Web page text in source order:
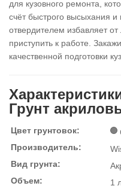
для кузовного ремонта,
счёт быстрого высыхания
отвердителем избавляет
приступить к работе.
качественной подготовки
Грунт
Цвет грунтовок:
Производитель:
Вид грунта:
Объем:
1